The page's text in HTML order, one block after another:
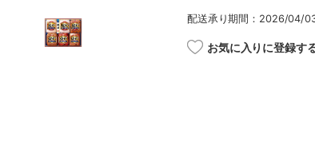
配送承り期間：2026/04/
お気に入りに登録す